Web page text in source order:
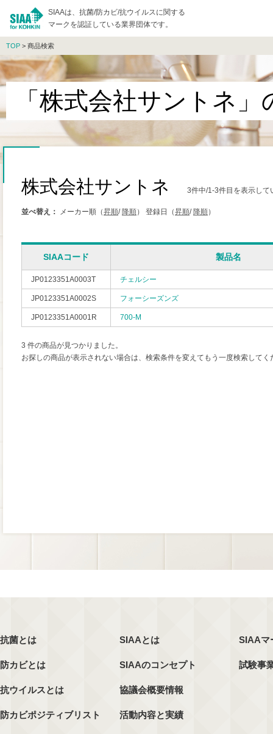
SIAAは、抗菌/防カビ/抗ウイルスに関する
マークを認証している業界団体です。
TOP > 商品検索
「株式会社サントネ
株式会社サントネ 3件中/1-3件目を表示して
並べ替え： メーカー順（昇順/ 降順） 登録日（昇順/ 降順）
SIAAコード 製品名
JP0123351A0003T チェルシー
JP0123351A0002S フォーシーズンズ
JP0123351A0001R 700-M
3 件の商品が見つかりました。
お探しの商品が表示されない場合は、検索条件を変えてもう一度検索してく
抗菌とは
防カビとは
抗ウイルスとは
防カビポジティブリスト
SIAAとは
SIAAのコンセプト
協議会概要情報
活動内容と実績
SIAAマ
試験事